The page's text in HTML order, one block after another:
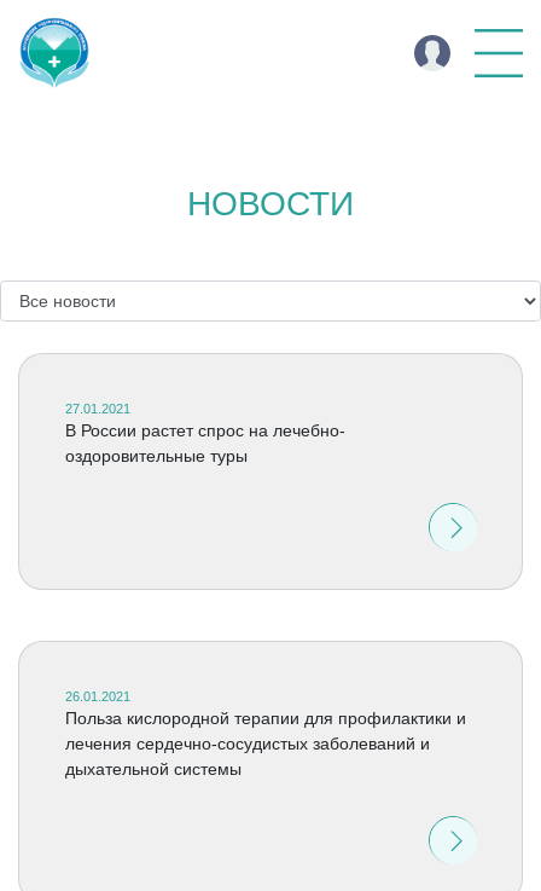
НОВОСТИ
27.01.2021
В России растет спрос на лечебно-
оздоровительные туры
26.01.2021
Польза кислородной терапии для профилактики и
лечения сердечно-сосудистых заболеваний и
дыхательной системы